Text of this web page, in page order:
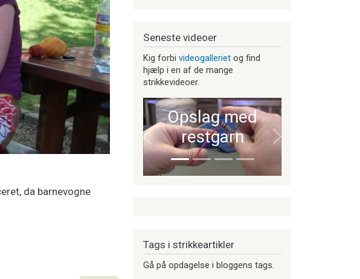
da barnevogne
Seneste videoer
Kig forbi videogalleriet og find
hjælp i en af de mange
strikkevideoer.
Opslag med
restgarn
Forrige Næste
Tags i strikkeartikler
Gå på opdagelse i bloggens tags.